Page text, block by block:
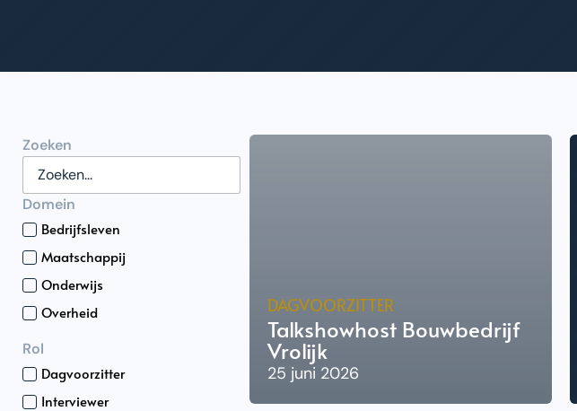
Zoeken
Domein
Bedrijfsleven
Maatschappij
Onderwijs
Overheid
Rol
Dagvoorzitter
Interviewer
DAGVOORZITTER
Talkshowhost Bouwbedrijf
Vrolijk
25 juni 2026